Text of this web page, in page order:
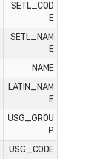
SETL_COD
E
SETL_NAM
E
NAME
LATIN_NAM
E
USG_GROU
P
USG_CODE